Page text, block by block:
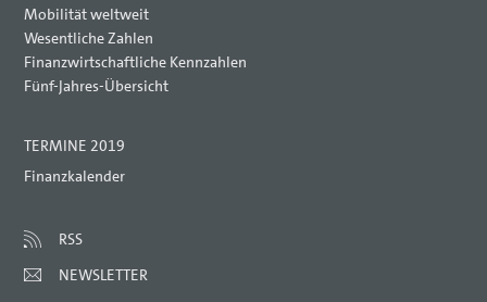
Mobilität weltweit
Wesentliche Zahlen
Finanzwirtschaftliche Kennzahlen
Fünf-Jahres-Übersicht
TERMINE 2019
Finanzkalender
RSS
NEWSLETTER